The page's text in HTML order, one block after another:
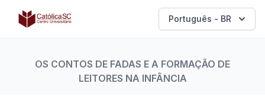
Católica SC | Experts Português - BR
OS CONTOS DE FADAS E A FORMAÇÃO DE
LEITORES NA INFÂNCIA